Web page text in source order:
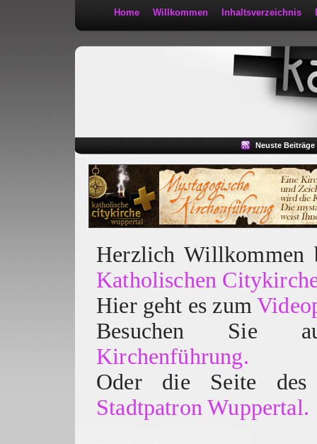
Home Willkommen Inhaltsverzeichnis
Neuste Beiträge
Herzlich
Katholischen
Hier geht es zum
Besuchen
Kirchenführung.
Oder die Seite des
Stadtpatron Wuppertal.